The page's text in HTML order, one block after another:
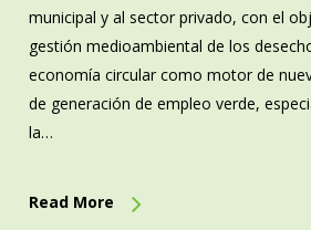
municipal y al sector privado, con el
gestión medioambiental de los
economía circular como motor de
de generación de empleo verde,
la…
Read More